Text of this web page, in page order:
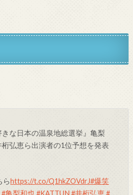
な日本の温泉地総選挙』亀梨
弘恵ら出演者の1位予想を発表
らhttps://t.co/Q1hkZOVdrJ#爆笑